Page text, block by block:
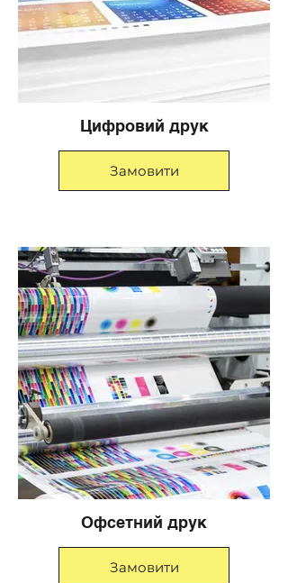
Цифровий друк
Замовити
Офсетний друк
Замовити